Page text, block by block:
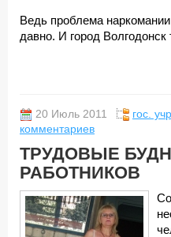
Ведь проблема
давно. И город
20 Июль 2011 гос.
комментариев
ТРУДОВЫЕ
РАБОТНИКОВ